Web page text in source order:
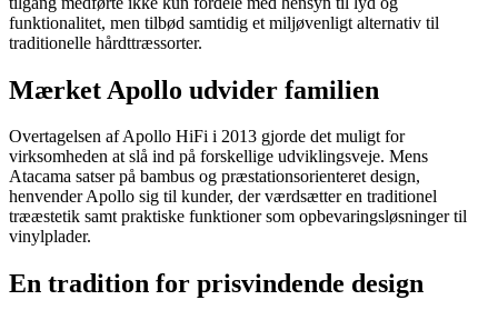
funktionalitet, men tilbød samtidig et miljøvenligt alternativ til
traditionelle hårdttræssorter.
Mærket Apollo udvider familien
Overtagelsen af Apollo HiFi i 2013 gjorde det muligt for
virksomheden at slå ind på forskellige udviklingsveje. Mens
Atacama satser på bambus og præstationsorienteret design,
henvender Apollo sig til kunder, der værdsætter en traditionel
trææstetik samt praktiske funktioner som opbevaringsløsninger til
vinylplader.
En tradition for prisvindende design